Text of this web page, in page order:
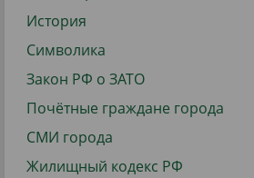
История
Символика
Закон РФ о ЗАТО
Почётные граждане города
СМИ города
Жилищный кодекс РФ